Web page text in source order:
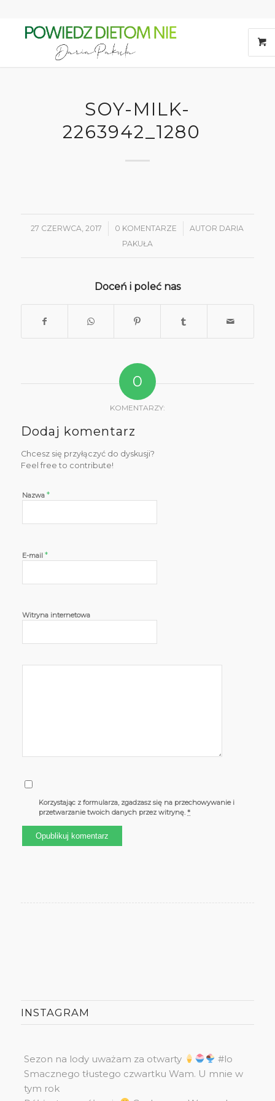
SOY-MILK-
2263942_1280
27 CZERWCA, 2017
/ 0 KOMENTARZE
/ AUTOR DARIA
PAKUŁA
Doceń i poleć nas
0
KOMENTARZY:
Dodaj komentarz
Chcesz się przyłączyć do dyskusji?
Feel free to contribute!
Nazwa *
E-mail *
Witryna internetowa
Korzystając z formularza, zgadzasz się na przechowywanie i
przetwarzanie twoich danych przez witrynę.*
INSTAGRAM
Sezon na lody uważam za otwarty
#lo
Smacznego tłustego czwartku Wam. U mnie w
tym rok